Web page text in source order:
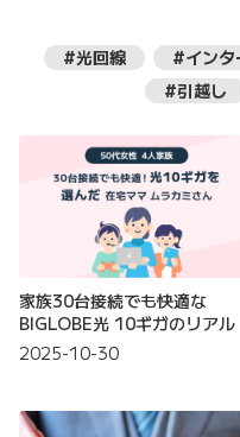
#光回線 #インタ
#引越し
家族30台接続でも快適な
BIGLOBE光 10ギガのリアル
2025-10-30